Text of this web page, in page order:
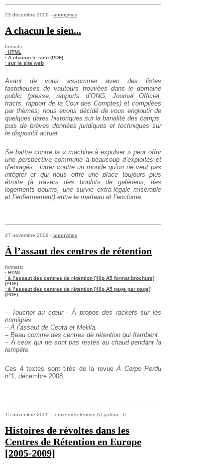
23 décembre 2009 - anonymes
A chacun le sien...
formats:
· HTML
· A chacun le sien (PDF)
· sur le site web
Avant de vous assommer avec des listes
fastidieuses de vautours trouvées dans le domaine
public (presse, rapports d’ONG, Journal Officiel,
tracts, rapport de la Cour des Comptes) et compilées
par thèmes, nous avons décidé de vous engloutir de
quelques dates historiques sur la banalité des camps,
puis de brèves données juridiques et techniques sur
le dispositif actuel.
Se battre contre la « machine à expulser » peut offrir
une perspective commune à beaucoup d’exploités et
d’enragés : lutter contre un monde qu’on ne veut pas
intégrer et qui nous offre une place toujours plus
étroite (à travers des boulots de galériens, des
logements pourris, une survie extra-légale misérable
et l’enfermement) entre le marteau et l’enclume.
27 novembre 2009 - anonymes
À l’assaut des centres de rétention
formats:
· HTML
· à l’assaut des centres de rétention [40p A5 format brochure]
(PDF)
· à l’assaut des centres de rétention [40p A5 page par page]
(PDF)
– Toucher au cœur - À propos des rackets sur les
immigrés.
– À l’assaut de Ceuta et Melilla.
– Beau comme des centres de rétention qui flambent.
– À ceux qui ne sont pas restés au chaud pendant la
tempête.
Ces 4 textes sont tirés de la revueÀ Corps Perdu
n°1, décembre 2008.
15 novembre 2009 - fermetureretention AT yahoo . fr
Histoires de révoltes dans les
Centres de Rétention en Europe
[2005-2009]